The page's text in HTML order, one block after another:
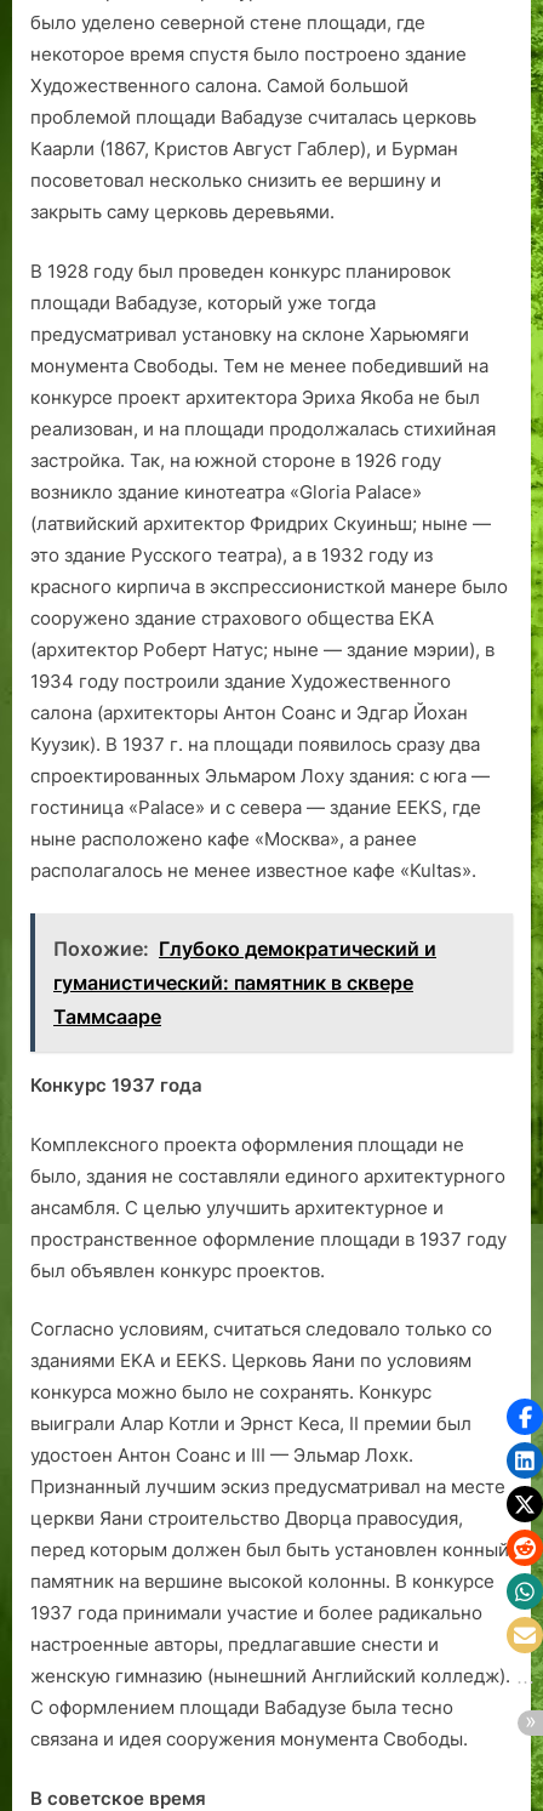
было уделено северной стене площади, где
некоторое время спустя было построено здание
Художественного салона. Самой большой
проблемой площади Вабадузе считалась церковь
Каарли (1867, Кристов Август Габлер), и Бурман
посоветовал несколько снизить ее вершину и
закрыть саму церковь деревьями.
В 1928 году был проведен конкурс планировок
площади Вабадузе, который уже тогда
предусматривал установку на склоне Харьюмяги
монумента Свободы. Тем не менее победивший на
конкурсе проект архитектора Эриха Якоба не был
реализован, и на площади продолжалась стихийная
застройка. Так, на южной стороне в 1926 году
возникло здание кинотеатра «Gloria Palace»
(латвийский архитектор Фридрих Скуиньш; ныне —
это здание Русского театра), а в 1932 году из
красного кирпича в экспрессионисткой манере было
сооружено здание страхового общества EKA
(архитектор Роберт Натус; ныне — здание мэрии), в
1934 году построили здание Художественного
салона (архитекторы Антон Соанс и Эдгар Йохан
Куузик). В 1937 г. на площади появилось сразу два
спроектированных Эльмаром Лоху здания: с юга —
гостиница «Palace» и с севера — здание EEKS, где
ныне расположено кафе «Москва», а ранее
располагалось не менее известное кафе «Kultas».
Похожие: Глубоко демократический и
гуманистический: памятник в сквере
Таммсааре
Конкурс 1937 года
Комплексного проекта оформления площади не
было, здания не составляли единого архитектурного
ансамбля. С целью улучшить архитектурное и
пространственное оформление площади в 1937 году
был объявлен конкурс проектов.
Согласно условиям, считаться следовало только со
зданиями EKA и EEKS. Церковь Яани по условиям
конкурса можно было не сохранять. Конкурс
выиграли Алар Котли и Эрнст Кеса, II премии был
удостоен Антон Соанс и III — Эльмар Лохк.
Признанный лучшим эскиз предусматривал на месте
церкви Яани строительство Дворца правосудия,
перед которым должен был быть установлен конный
памятник на вершине высокой колонны. В конкурсе
1937 года принимали участие и более радикально
настроенные авторы, предлагавшие снести и
женскую гимназию (нынешний Английский колледж).
С оформлением площади Вабадузе была тесно
связана и идея сооружения монумента Свободы.
В советское время